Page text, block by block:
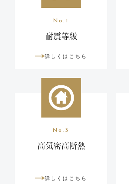
No.1
耐震等級
詳しくはこちら
No.3
高気密高断熱
詳しくはこちら